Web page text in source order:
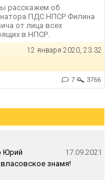
расскажем об
ПДС НПСР Филина
от лица всех
в НПСР.
12 января 2020, 23:32
7 3766
Юрий
17.09.2021
знамя!